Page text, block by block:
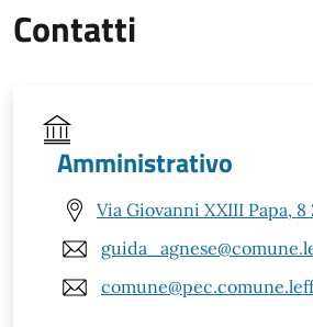
Contatti
Amministrativo
Via Giovanni XXIII Papa, 8